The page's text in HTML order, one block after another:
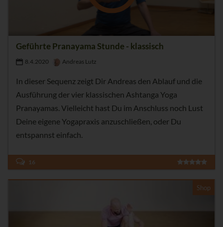
Geführte Pranayama Stunde - klassisch
8.4.2020 Andreas Lutz
In dieser Sequenz zeigt Dir Andreas den Ablauf und die
Ausführung der vier klassischen Ashtanga Yoga
Pranayamas. Vielleicht hast Du im Anschluss noch Lust
Deine eigene Yogapraxis anzuschließen, oder Du
entspannst einfach.
16
Shop